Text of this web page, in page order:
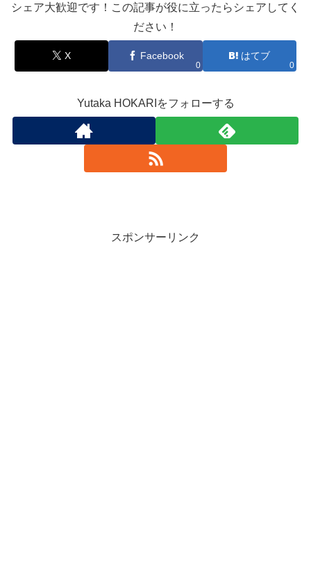
シェア大歓迎です！この記事が役に立ったらシェアしてく
ださい！
X Facebook
0
はてブ
0
Yutaka HOKARIをフォローする
スポンサーリンク